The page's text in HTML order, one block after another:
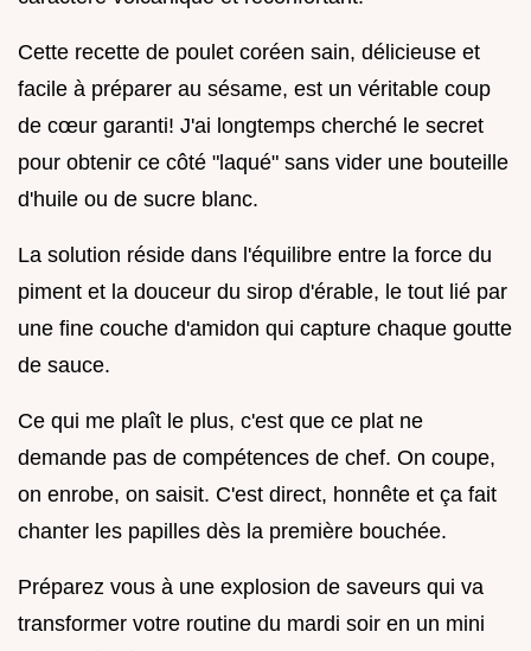
Cette recette de poulet coréen sain, délicieuse et
facile à préparer au sésame, est un véritable coup
de cœur garanti! J'ai longtemps cherché le secret
pour obtenir ce côté "laqué" sans vider une bouteille
d'huile ou de sucre blanc.
La solution réside dans l'équilibre entre la force du
piment et la douceur du sirop d'érable, le tout lié par
une fine couche d'amidon qui capture chaque goutte
de sauce.
Ce qui me plaît le plus, c'est que ce plat ne
demande pas de compétences de chef. On coupe,
on enrobe, on saisit. C'est direct, honnête et ça fait
chanter les papilles dès la première bouchée.
Préparez vous à une explosion de saveurs qui va
transformer votre routine du mardi soir en un mini